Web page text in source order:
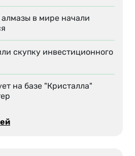
в мире начали
скупку инвестиционного
на базе "Кристалла"